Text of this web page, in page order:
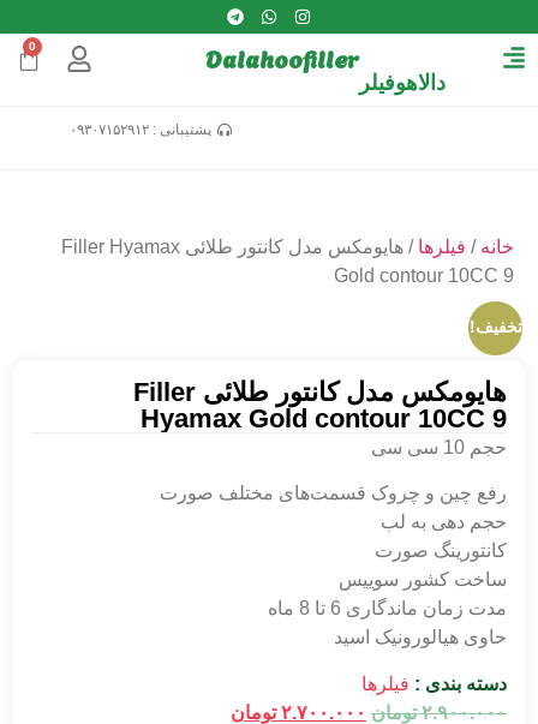
Dalahoofiller
دالاهوفیلر
0
پشتیبانی : ۰۹۳۰۷۱۵۲۹۱۲
خانه / فیلرها
/ هایومکس مدل کانتور طلائی Filler Hyamax
Gold contour 10CC 9
تخفیف!
هایومکس مدل کانتور طلائی Filler
Hyamax Gold contour 10CC 9
حجم 10 سی سی
رفع چین و چروک قسمت‌های مختلف صورت
حجم دهی به لب
کانتورینگ صورت
ساخت کشور سوییس
مدت زمان ماندگاری 6 تا 8 ماه
حاوی هیالورونیک اسید
دسته بندی : فیلرها
۲.۹۰۰.۰۰۰ تومان ۲.۷۰۰.۰۰۰ تومان